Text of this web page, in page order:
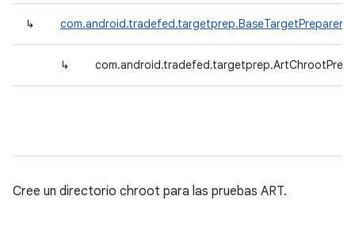
↳ com.android.tradefed.targetprep.BaseTargetPreparer
↳
Cree un directorio chroot para las pruebas ART.